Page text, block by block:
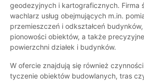
geodezyjnych i kartograficznych. Firma
wachlarz usług obejmujących m.in.
przemieszczeń i odkształceń
pionowości obiektów, a także
powierzchni działek i budynków.
W ofercie znajdują się również
tyczenie obiektów budowlanych, tras